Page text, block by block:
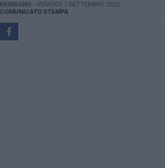
MODUGNO - VENERDÌ 1 SETTEMBRE 2023
COMUNICATO STAMPA